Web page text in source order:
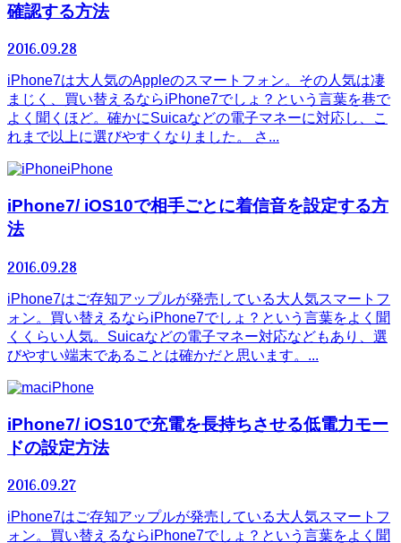
確認する方法
2016.09.28
iPhone7は大人気のAppleのスマートフォン。その人気は凄
まじく、買い替えるならiPhone7でしょ？という言葉を巷で
よく聞くほど。確かにSuicaなどの電子マネーに対応し、こ
れまで以上に選びやすくなりました。 さ...
iPhone
iPhone7/ iOS10で相手ごとに着信音を設定する方
法
2016.09.28
iPhone7はご存知アップルが発売している大人気スマートフ
ォン。買い替えるならiPhone7でしょ？という言葉をよく聞
くくらい人気。Suicaなどの電子マネー対応などもあり、選
びやすい端末であることは確かだと思います。...
iPhone
iPhone7/ iOS10で充電を長持ちさせる低電力モー
ドの設定方法
2016.09.27
iPhone7はご存知アップルが発売している大人気スマートフ
ォン。買い替えるならiPhone7でしょ？という言葉をよく聞